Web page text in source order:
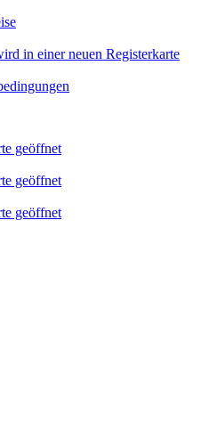
in einer neuen Registerkarte
geöffnet
geöffnet
geöffnet